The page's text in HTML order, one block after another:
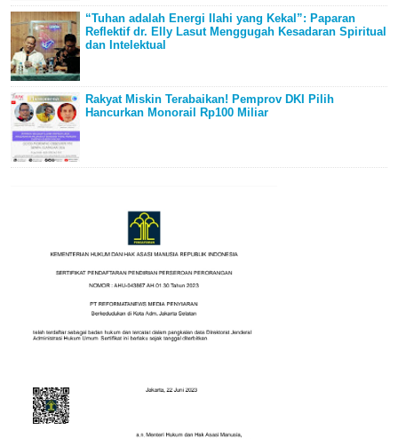
“Tuhan adalah Energi Ilahi yang Kekal”: Paparan
Reflektif dr. Elly Lasut Menggugah Kesadaran Spiritual
dan Intelektual
Rakyat Miskin Terabaikan! Pemprov DKI Pilih
Hancurkan Monorail Rp100 Miliar